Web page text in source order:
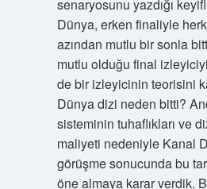
senaryosunu yazdığı
Dünya, erken finaliyle
azından mutlu bir sonla
mutlu olduğu final
de bir izleyicinin teorisini
Dünya dizi neden bitti?
sisteminin tuhaflıkları ve
maliyeti nedeniyle Kanal D
görüşme sonucunda bu
öne almaya karar verdik.